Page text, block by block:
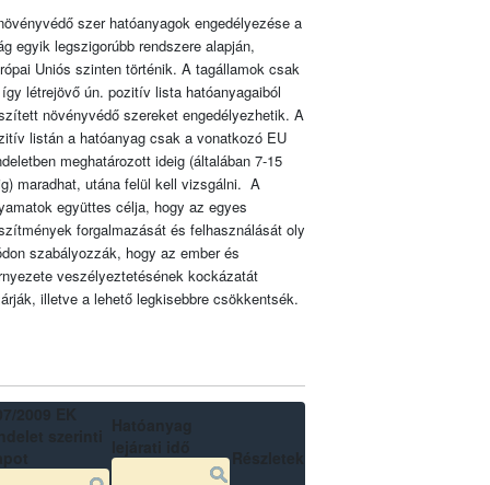
szer hatóanyagok engedélyezése a
egyik legszigorúbb rendszere alapján,
Uniós szinten történik. A tagállamok csak
létrejövő ún. pozitív lista hatóanyagaiból
növényvédő szereket engedélyezhetik. A
listán a hatóanyag csak a vonatkozó EU
meghatározott ideig (általában 7-15
maradhat, utána felül kell vizsgálni. A
együttes célja, hogy az egyes
forgalmazását és felhasználását oly
szabályozzák, hogy az ember és
veszélyeztetésének kockázatát
illetve a lehető legkisebbre csökkentsék.